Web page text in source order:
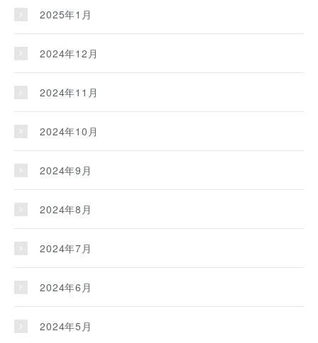
2025年1月
2024年12月
2024年11月
2024年10月
2024年9月
2024年8月
2024年7月
2024年6月
2024年5月